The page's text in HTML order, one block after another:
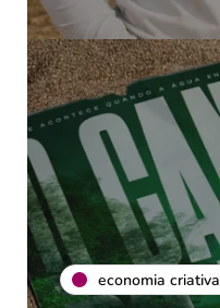
economia criativa